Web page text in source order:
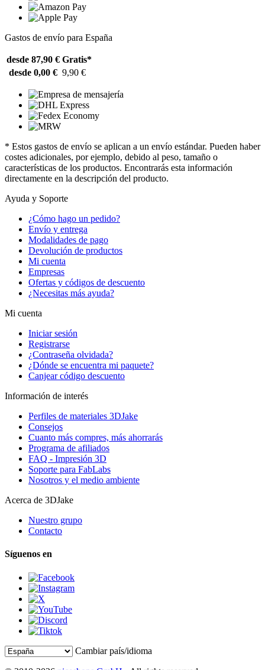
Gastos de envío para España
desde 87,90 € Gratis*
desde 0,00 € 9,90 €
* Estos gastos de envío se aplican a un envío estándar. Pueden haber
costes adicionales, por ejemplo, debido al peso, tamaño o
características de los productos. Encontrarás esta información
directamente en la descripción del producto.
Ayuda y Soporte
¿Cómo hago un pedido?
Envío y entrega
Modalidades de pago
Devolución de productos
Mi cuenta
Empresas
Ofertas y códigos de descuento
¿Necesitas más ayuda?
Mi cuenta
Iniciar sesión
Registrarse
¿Contraseña olvidada?
¿Dónde se encuentra mi paquete?
Canjear código descuento
Información de interés
Perfiles de materiales 3DJake
Consejos
Cuanto más compres, más ahorrarás
Programa de afiliados
FAQ - Impresión 3D
Soporte para FabLabs
Nosotros y el medio ambiente
Acerca de 3DJake
Nuestro grupo
Contacto
Síguenos en
Cambiar país/idioma